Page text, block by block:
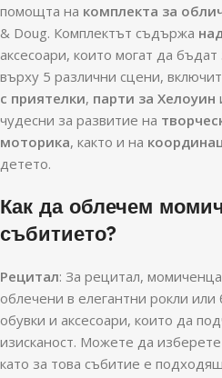
помощта на комплекта за
& Doug. Комплектът съдържа
аксесоари, които могат да
върху 5 различни сцени,
с приятелки, парти за Хелоуин
чудесни за развитие на
моторика, както и на
детето.
Как да облечем
събитието?
Рецитал: За рецитал,
облечени в елегантни рокли
обувки и аксесоари, които да
изисканост. Можете да
като за това събитие е